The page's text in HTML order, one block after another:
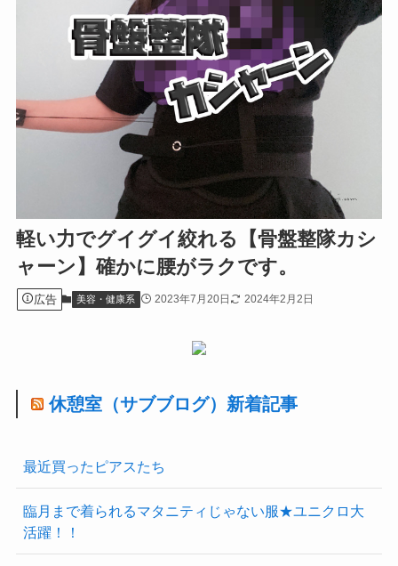
軽い力でグイグイ絞れる【骨盤整隊カシ
ャーン】確かに腰がラクです。
広告 美容・健康系 2023年7月20日 2024年2月2日
休憩室（サブブログ）新着記事
最近買ったピアスたち
臨月まで着られるマタニティじゃない服★ユニクロ大
活躍！！